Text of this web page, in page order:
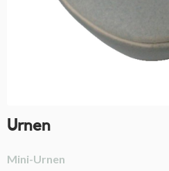
Urnen
Mini-Urnen